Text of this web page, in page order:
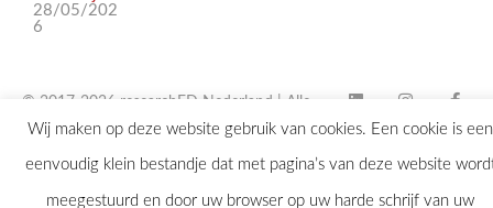
28/05/202
6
© 2017-2026 researchED Nederland | Alle
rechten voorbehouden |
contact@researchED.eu
Wij maken op deze website gebruik van cookies. Een cookie is een
eenvoudig klein bestandje dat met pagina’s van deze website
meegestuurd en door uw browser op uw harde schrijf van uw